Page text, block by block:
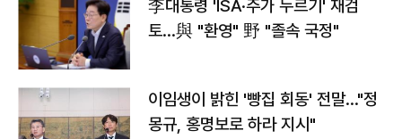
李대통령 'ISA·주가 누르기' 재검
토…與 "환영" 野 "졸속 국정"
이임생이 밝힌 '빵집 회동' 전말…"정
몽규, 홍명보로 하라 지시"